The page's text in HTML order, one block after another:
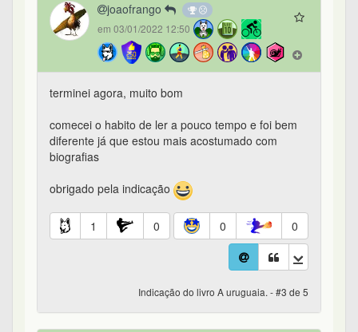
joaofrango
em 03/01/2022 12:50
terminei agora, muito bom
comecei o habito de ler a pouco tempo e foi bem
diferente já que estou mais acostumado com
biografias
obrigado pela indicação
1 0 0 0
Indicação do livro A uruguaia. - #3 de 5